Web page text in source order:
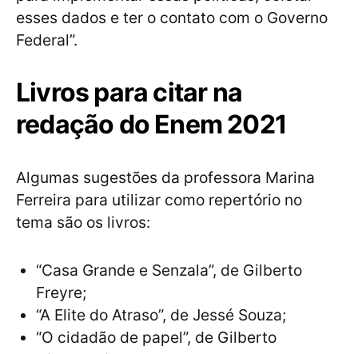
esses dados e ter o contato com o Governo
Federal”.
Livros para citar na
redação do Enem 2021
Algumas sugestões da professora Marina
Ferreira para utilizar como repertório no
tema são os livros:
“Casa Grande e Senzala”, de Gilberto
Freyre;
“A Elite do Atraso”, de Jessé Souza;
“O cidadão de papel”, de Gilberto